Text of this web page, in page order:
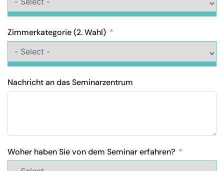
Zimmerkategorie (2. Wahl)
Nachricht an das Seminarzentrum
Woher haben Sie von dem Seminar erfahren?